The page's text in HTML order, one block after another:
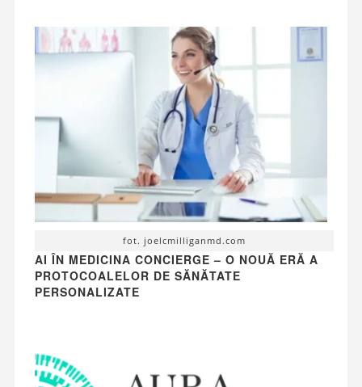
fot. joelcmilliganmd.com
AI ÎN MEDICINA CONCIERGE – O NOUĂ ERĂ A
PROTOCOALELOR DE SĂNĂTATE
PERSONALIZATE